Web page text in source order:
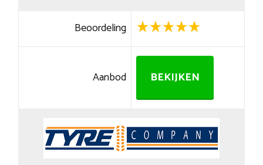
Beoordeling
Aanbod BEKIJKEN